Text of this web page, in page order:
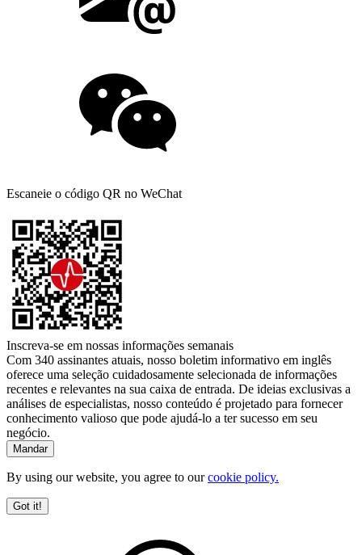
Escaneie o código QR no WeChat
Inscreva-se em nossas informações semanais
Com 340 assinantes atuais, nosso boletim informativo em inglês
oferece uma seleção cuidadosamente selecionada de informações
recentes e relevantes na sua caixa de entrada. De ideias exclusivas a
análises de especialistas, nosso conteúdo é projetado para fornecer
conhecimento valioso que pode ajudá-lo a ter sucesso em seu
negócio.
By using our website, you agree to ourcookie policy.
Got it!